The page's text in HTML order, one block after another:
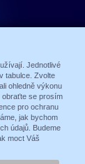
Jednotlivé
tabulce. Zvolte
ohledně výkonu
se prosím
pro ochranu
jak bychom
údajů. Budeme
moct Váš